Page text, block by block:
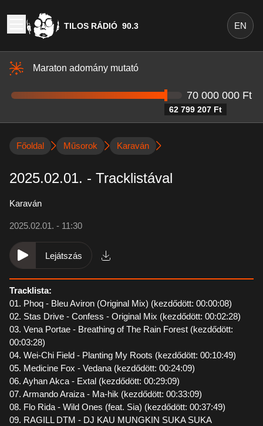
TILOS RÁDIÓ 90.3 EN
Maraton adomány mutató
62 799 207 Ft
70 000 000 Ft
Főoldal Műsorok Karaván
2025.02.01. - Tracklistával
Karaván
2025.02.01. - 11:30
Lejátszás
Tracklista:
01. Phoq - Bleu Aviron (Original Mix) (kezdődött: 00:00:08)
02. Stas Drive - Confess - Original Mix (kezdődött: 00:02:28)
03. Vena Portae - Breathing of The Rain Forest (kezdődött:
00:03:28)
04. Wei-Chi Field - Planting My Roots (kezdődött: 00:10:49)
05. Medicine Fox - Vedana (kezdődött: 00:24:09)
06. Ayhan Akca - Extal (kezdődött: 00:29:09)
07. Armando Araiza - Ma-hik (kezdődött: 00:33:09)
08. Flo Rida - Wild Ones (feat. Sia) (kezdődött: 00:37:49)
09. RAGILL DTM - DJ KAU MUNGKIN SUKA SUKA